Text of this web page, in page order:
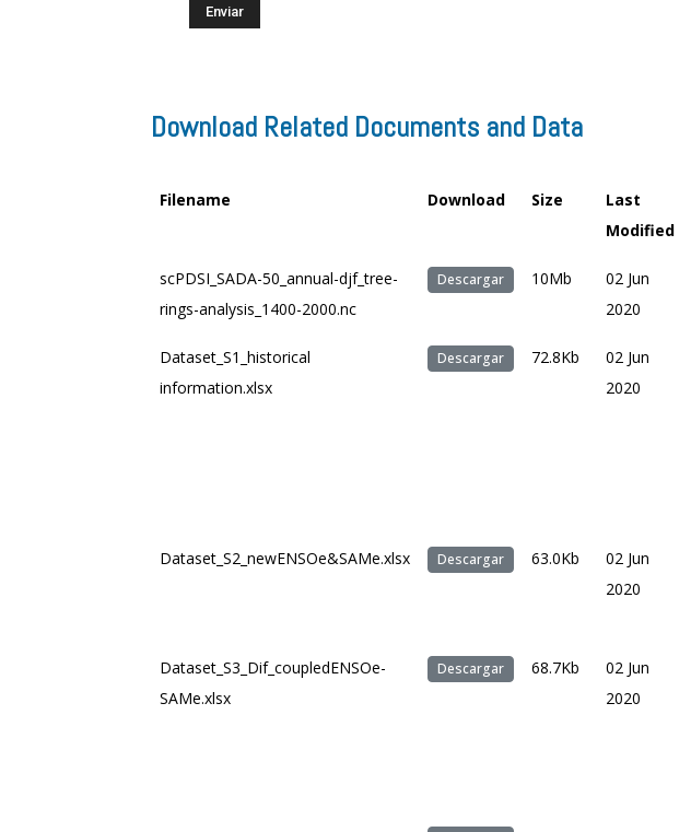
Download Related Documents and Data
Filename Download Size
Last
Modified
scPDSI_SADA-50_annual-djf_tree-
rings-analysis_1400-2000.nc
Descargar 10Mb
02 Jun
2020
Dataset_S1_historical
information.xlsx
Descargar 72.8Kb
02 Jun
2020
Dataset_S2_newENSOe&SAMe.xlsx Descargar 63.0Kb
02 Jun
2020
Dataset_S3_Dif_coupledENSOe-
SAMe.xlsx
Descargar 68.7Kb
02 Jun
2020